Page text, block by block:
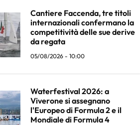
Cantiere Faccenda, tre titoli
internazionali confermano la
competitività delle sue derive
da regata
05/08/2026 - 10:00
Waterfestival 2026: a
Viverone si assegnano
l'Europeo di Formula 2 e il
Mondiale di Formula 4